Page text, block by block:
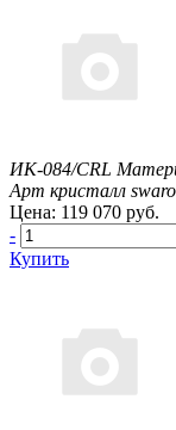
ИК-084/CRL
Арт кристалл
Цена: 119 070 руб.
-
Купить